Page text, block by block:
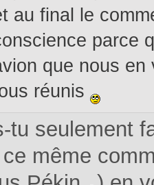
au final le
parce
que nous
réunis
tu seulement
même